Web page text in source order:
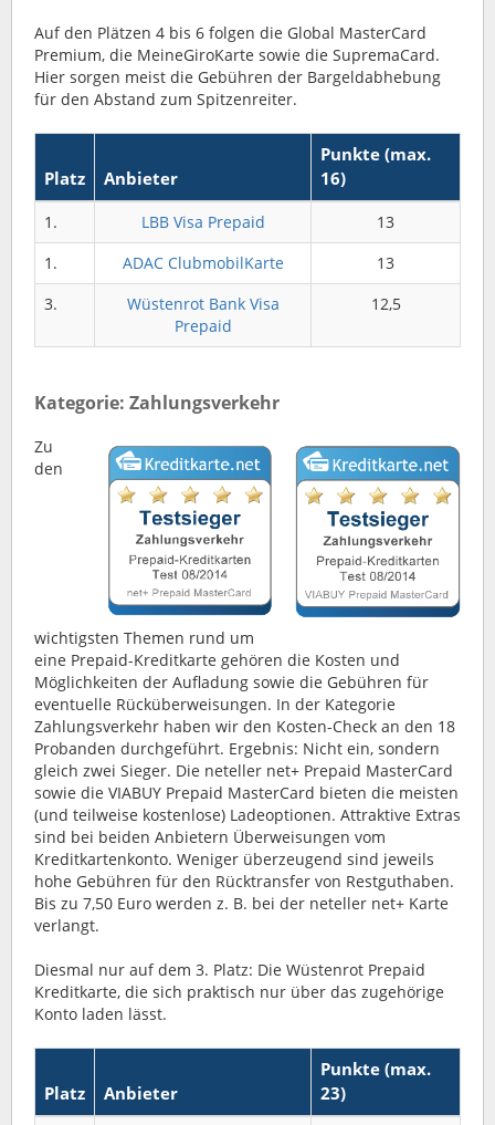
Auf den Plätzen 4 bis 6 folgen die Global MasterCard
Premium, die MeineGiroKarte sowie die SupremaCard.
Hier sorgen meist die Gebühren der Bargeldabhebung
für den Abstand zum Spitzenreiter.
Platz Anbieter
Punkte (max.
16)
1. LBB Visa Prepaid
13
1.
ADAC ClubmobilKarte
13
3.
Wüstenrot Bank Visa
Prepaid
12,5
Kategorie: Zahlungsverkehr
Zu
den
wichtigsten Themen rund um
eine Prepaid-Kreditkarte gehören die Kosten und
Möglichkeiten der Aufladung sowie die Gebühren für
eventuelle Rücküberweisungen. In der Kategorie
Zahlungsverkehr haben wir den Kosten-Check an den 18
Probanden durchgeführt. Ergebnis: Nicht ein, sondern
gleich zwei Sieger. Die neteller net+ Prepaid MasterCard
sowie die VIABUY Prepaid MasterCard bieten die meisten
(und teilweise kostenlose) Ladeoptionen. Attraktive Extras
sind bei beiden Anbietern Überweisungen vom
Kreditkartenkonto. Weniger überzeugend sind jeweils
hohe Gebühren für den Rücktransfer von Restguthaben.
Bis zu 7,50 Euro werden z. B. bei der neteller net+ Karte
verlangt.
Diesmal nur auf dem 3. Platz: Die Wüstenrot Prepaid
Kreditkarte, die sich praktisch nur über das zugehörige
Konto laden lässt.
Platz Anbieter
Punkte (max.
23)